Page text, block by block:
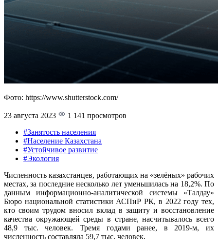
Фото: https://www.shutterstock.com/
23 августа 2023
1 141 просмотров
#Занятость населения
#Население Казахстана
#Устойчивое развитие
#Экология
Численность казахстанцев, работающих на «зелёных» рабочих
местах, за последние несколько лет уменьшилась на 18,2%. По
данным информационно-аналитической системы «Талдау»
Бюро национальной статистики АСПиР РК, в 2022 году тех,
кто своим трудом вносил вклад в защиту и восстановление
качества окружающей среды в стране, насчитывалось всего
48,9 тыс. человек. Тремя годами ранее, в 2019-м, их
численность составляла 59,7 тыс. человек.